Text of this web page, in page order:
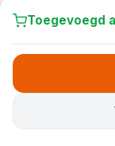
Toegevoegd